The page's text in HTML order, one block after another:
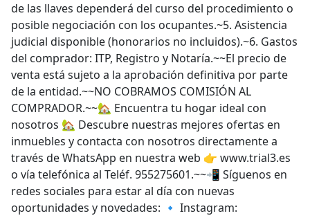
de las llaves dependerá del curso del procedimiento o
posible negociación con los ocupantes.~5. Asistencia
judicial disponible (honorarios no incluidos).~6. Gastos
del comprador: ITP, Registro y Notaría.~~El precio de
venta está sujeto a la aprobación definitiva por parte
de la entidad.~~NO COBRAMOS COMISIÓN AL
COMPRADOR.~~🏡 Encuentra tu hogar ideal con
nosotros 🏡 Descubre nuestras mejores ofertas en
inmuebles y contacta con nosotros directamente a
través de WhatsApp en nuestra web 👉 www.trial3.es
o vía telefónica al Teléf. 955275601.~~📲 Síguenos en
redes sociales para estar al día con nuevas
oportunidades y novedades: 🔹 Instagram: